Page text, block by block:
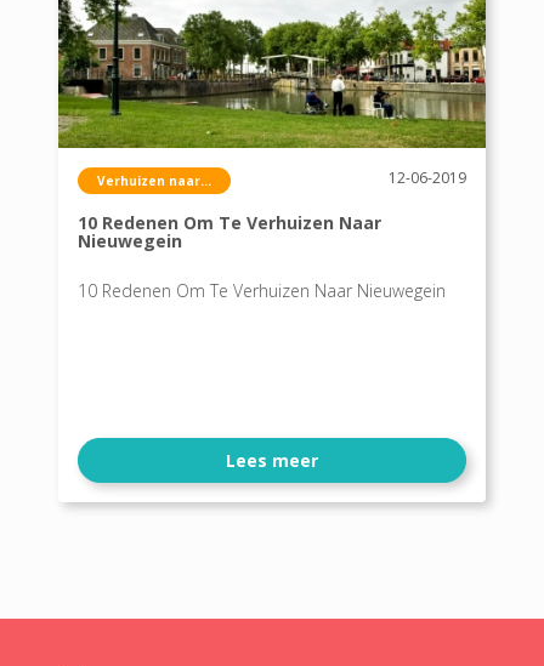
Verhuizen naar... 12-06-2019
10 Redenen Om Te Verhuizen Naar
Nieuwegein
10 Redenen Om Te Verhuizen Naar Nieuwegein
Lees meer